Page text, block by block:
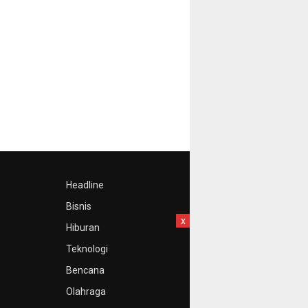
Headline
Bisnis
Hiburan
Teknologi
Bencana
Olahraga
x